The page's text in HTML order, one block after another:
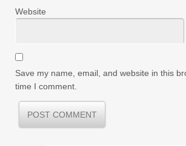
Website
Save my name, email, and website in this
time I comment.